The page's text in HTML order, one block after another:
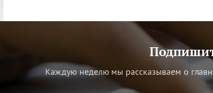
Каждую неделю мы рассказываем о